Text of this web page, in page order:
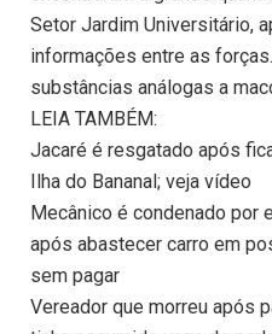
Setor Jardim Universitário,
informações entre as
substâncias análogas a
LEIA TAMBÉM:
Jacaré é resgatado após
Ilha do Bananal; veja vídeo
Mecânico é condenado por
após abastecer carro em
sem pagar
Vereador que morreu após